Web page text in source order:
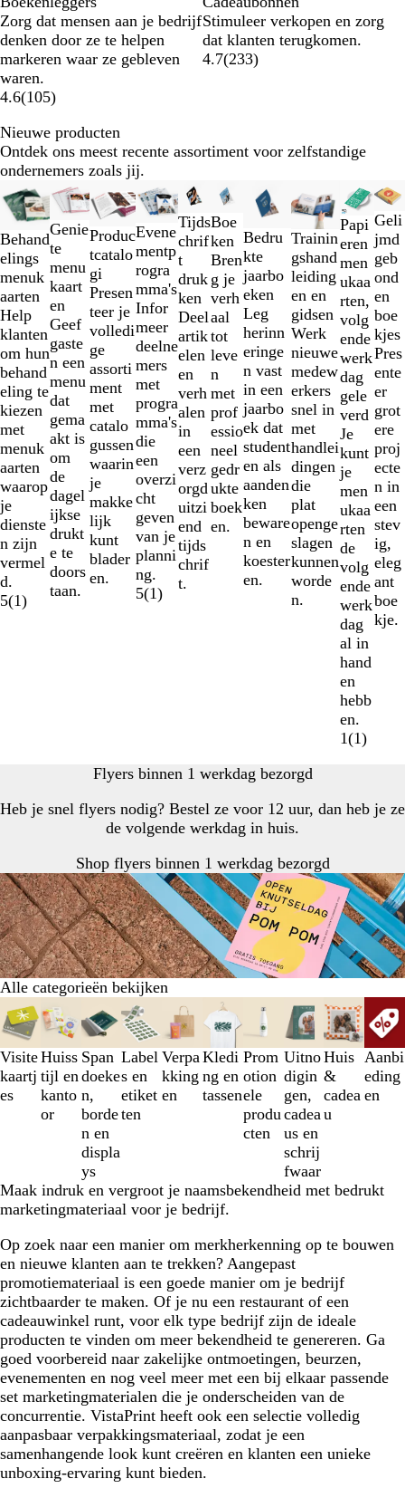
Zorg dat mensen aan je bedrijf
denken door ze te helpen
markeren waar ze gebleven
waren.
4.6(105)
Stimuleer verkopen en zorg
dat klanten terugkomen.
4.7(233)
Nieuwe producten
Ontdek ons meest recente assortiment voor zelfstandige
ondernemers zoals jij.
Nieuw
Behand
elings
menuk
aarten
Help
klanten
om hun
behand
eling te
kiezen
met
menuk
aarten
waarop
je
dienste
n zijn
vermel
d.
5(1)
Nieuw
Genie
te
menu
kaart
en
Geef
gaste
n een
menu
dat
gema
akt is
om
de
dagel
ijkse
drukt
e te
doors
taan.
Produc
tcatalo
gi
Presen
teer je
volledi
ge
assorti
ment
met
catalo
gussen
waarin
je
makke
lijk
kunt
blader
en.
Evene
mentp
rogra
mma's
Infor
meer
deelne
mers
met
progra
mma's
die
een
overzi
cht
geven
van je
planni
ng.
5(1)
Tijds
chrif
t
druk
ken
Deel
artik
elen
en
verh
alen
in
een
verz
orgd
uitzi
end
tijds
chrif
t.
Boe
ken
Bren
g je
verh
aal
tot
leve
n
met
prof
essio
neel
gedr
ukte
boek
en.
Bedru
kte
jaarbo
eken
Leg
herinn
eringe
n vast
in een
jaarbo
ek dat
student
en als
aanden
ken
beware
n en
koester
en.
Trainin
gshand
leiding
en en
gidsen
Werk
nieuwe
medew
erkers
snel in
met
handlei
dingen
die
plat
openge
slagen
kunnen
worde
n.
Papi
eren
men
ukaa
rten,
volg
ende
werk
dag
gele
verd
Je
kunt
je
men
ukaa
rten
de
volg
ende
werk
dag
al in
hand
en
hebb
en.
1(1)
Geli
jmd
geb
ond
en
boe
kjes
Pres
ente
er
grot
ere
proj
ecte
n in
een
stev
ig,
eleg
ant
boe
kje.
Dia's
1
t/m
2
van
10
Flyers binnen 1 werkdag bezorgd
Heb je snel flyers nodig? Bestel ze voor 12 uur, dan heb je ze
de volgende werkdag in huis.
Shop flyers binnen 1 werkdag bezorgd
Alle categorieën bekijken
Visite
kaartj
es
Huiss
tijl en
kanto
or
Span
doeke
n,
borde
n en
displa
ys
Label
s en
etiket
ten
Verpa
kking
en
Kledi
ng en
tassen
Prom
otion
ele
produ
cten
Uitno
digin
gen,
cadea
us en
schrij
fwaar
Huis
&
cadea
u
Aanbi
eding
en
Dia's
1
t/m
3
van
10
Maak indruk en vergroot je naamsbekendheid met bedrukt
marketingmateriaal voor je bedrijf.
Op zoek naar een manier om merkherkenning op te bouwen
en nieuwe klanten aan te trekken? Aangepast
promotiemateriaal is een goede manier om je bedrijf
zichtbaarder te maken. Of je nu een restaurant of een
cadeauwinkel runt, voor elk type bedrijf zijn de ideale
producten te vinden om meer bekendheid te genereren. Ga
goed voorbereid naar zakelijke ontmoetingen, beurzen,
evenementen en nog veel meer met een bij elkaar passende
set marketingmaterialen die je onderscheiden van de
concurrentie. VistaPrint heeft ook een selectie volledig
aanpasbaar verpakkingsmateriaal, zodat je een
samenhangende look kunt creëren en klanten een unieke
unboxing-ervaring kunt bieden.